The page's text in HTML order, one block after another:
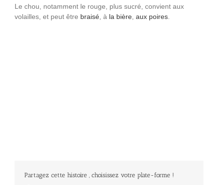
Le chou, notamment le rouge, plus sucré, convient aux
volailles, et peut être braisé, à la bière, aux poires.
Partagez cette histoire , choisissez votre plate-forme !